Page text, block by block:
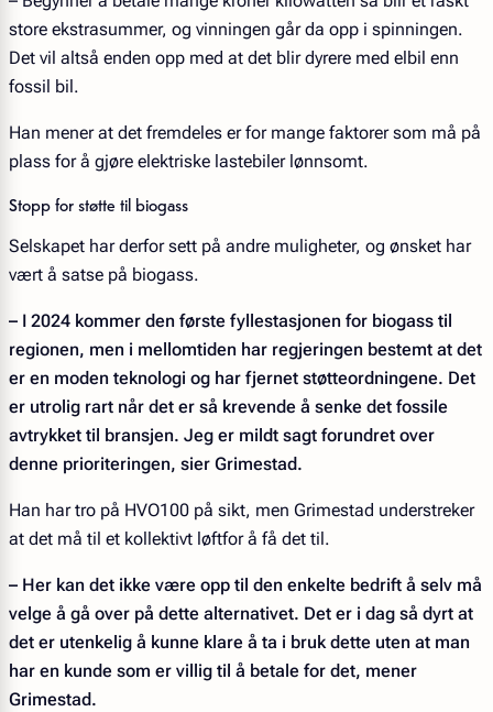
store ekstrasummer, og vinningen går da opp i spinningen.
Det vil altså enden opp med at det blir dyrere med elbil enn
fossil bil.
Han mener at det fremdeles er for mange faktorer som må på
plass for å gjøre elektriske lastebiler lønnsomt.
Stopp for støtte til biogass
Selskapet har derfor sett på andre muligheter, og ønsket har
vært å satse på biogass.
– I 2024 kommer den første fyllestasjonen for biogass til
regionen, men i mellomtiden har regjeringen bestemt at det
er en moden teknologi og har fjernet støtteordningene. Det
er utrolig rart når det er så krevende å senke det fossile
avtrykket til bransjen. Jeg er mildt sagt forundret over
denne prioriteringen, sier Grimestad.
Han har tro på HVO100 på sikt, men Grimestad understreker
at det må til et kollektivt løftfor å få det til.
– Her kan det ikke være opp til den enkelte bedrift å selv må
velge å gå over på dette alternativet. Det er i dag så dyrt at
det er utenkelig å kunne klare å ta i bruk dette uten at man
har en kunde som er villig til å betale for det, mener
Grimestad.